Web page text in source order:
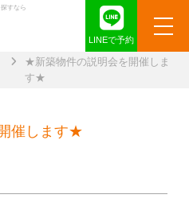
すなら
LINEで予約
★新築物件の説明会を開催しま
す★
催します★